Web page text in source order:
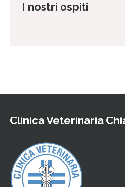
I nostri ospiti
Clinica Veterinaria